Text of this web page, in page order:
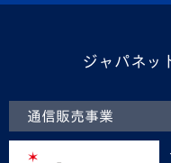
ジャパネッ
通信販売事業